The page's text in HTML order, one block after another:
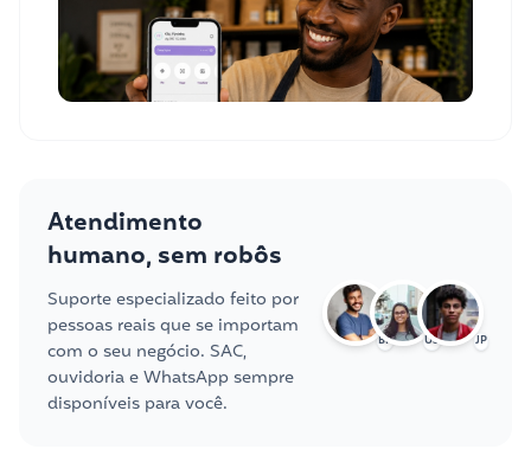
Atendimento
humano, sem robôs
Suporte especializado feito por
pessoas reais que se importam
com o seu negócio. SAC,
ouvidoria e WhatsApp sempre
disponíveis para você.
BR US JP